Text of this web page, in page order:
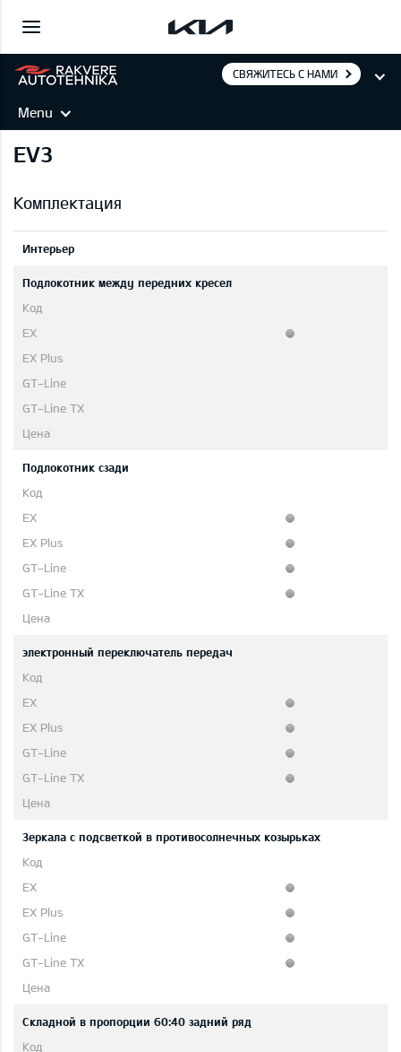
СВЯЖИТЕСЬ С НАМИ
Menu
EV3
Комплектация
Интерьер
Подлокотник между передних кресел
Подлокотник сзади
электронный переключатель передач
Зеркала с подсветкой в противосолнечных козырьках
Складной в пропорции 60:40 задний ряд